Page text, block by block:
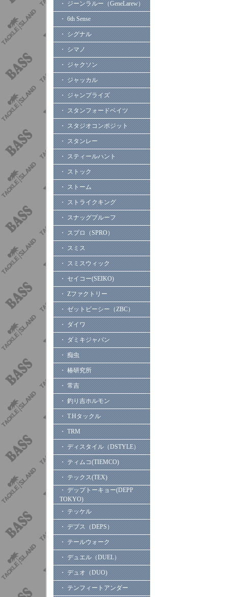
・ ジーンラルー（GeneLarew）
・ 6th Sense
・ シグナル
・ シマノ
・ ジャクソン
・ ジャッカル
・ ジャンプライズ
・ スタンフォードベイツ
・ スタジオコンポジット
・ スタンレー
・ スティールハント
・ ストック
・ ストーム
・ ストライクキング
・ スナッグプルーフ
・ スプロ（SPRO）
・ スミス
・ スミスウィック
・ セイコー(SEIKO)
・ Zファクトリー
・ ゼットビーシー（ZBC）
・ ダイワ
・ ダミキジャパン
・ 痴虫
・ 椿研究所
・ 常吉
・ 釣り吉ホルモン
・ T.Hタックル
・ TRM
・ ディスタイル（DSTYLE）
・ ティムコ(TIEMCO)
・ テックス(TEX)
・ デップトーキョー(DEPP
TOKYO)
・ テッケル
・ デプス（DEPS）
・ テールウォーク
・ デュエル（DUEL）
・ デュオ（DUO)
・ テンフィートアンダー